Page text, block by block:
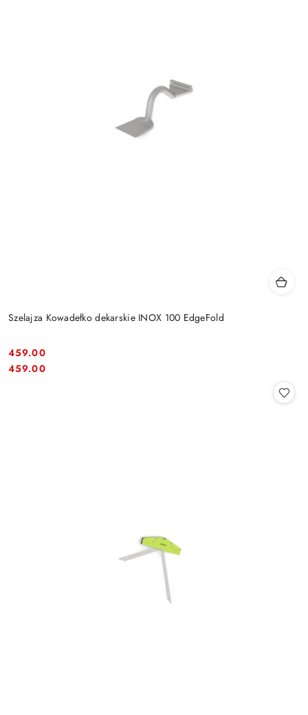
Szelajza Kowadełko dekarskie INOX 100 EdgeFold
Cena:
459.00
Cena:
459.00